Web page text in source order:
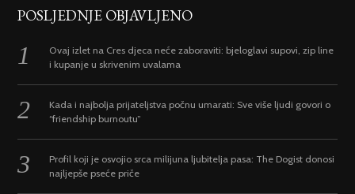
POSLJEDNJE OBJAVLJENO
Ovaj izlet na Cres djeca neće zaboraviti: bjeloglavi supovi, zip line
i kupanje u skrivenim uvalama
Kada i najbolja prijateljstva počnu umarati: Sve više ljudi govori o
“friendship burnoutu”
Profil koji je osvojio srca milijuna ljubitelja pasa: The Dogist donosi
najljepše pseće priče